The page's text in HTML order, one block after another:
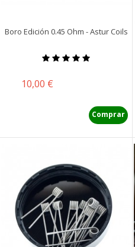
Boro Edición 0.45 Ohm - Astur Coils
Precio
10,00 €
Comprar